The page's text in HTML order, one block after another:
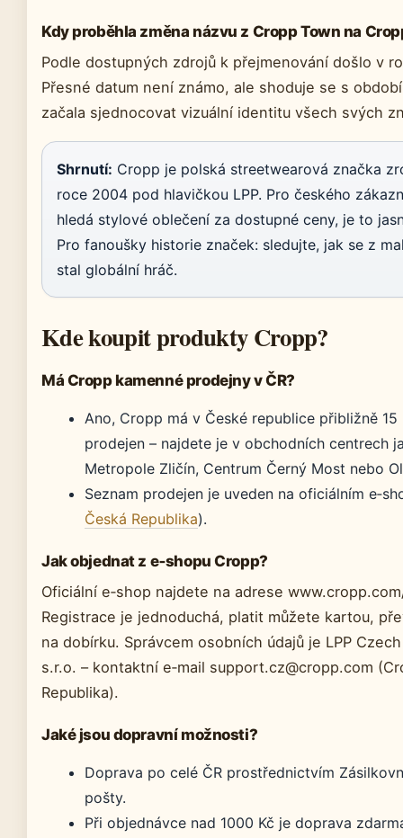
Kdy proběhla změna názvu z Cropp Town na
Podle dostupných zdrojů k přejmenování došlo v
Přesné datum není známo, ale shoduje se s
začala sjednocovat vizuální identitu všech svých
Shrnutí: Cropp je polská streetwearová značka
roce 2004 pod hlavičkou LPP. Pro českého
hledá stylové oblečení za dostupné ceny, je to
Pro fanoušky historie značek: sledujte, jak se z
stal globální hráč.
Kde koupit produkty Cropp?
Má Cropp kamenné prodejny v ČR?
Ano, Cropp má v České republice přibližně 15
prodejen – najdete je v obchodních centrech
Metropole Zličín, Centrum Černý Most nebo
Seznam prodejen je uveden na oficiálním
Česká Republika).
Jak objednat z e‑shopu Cropp?
Oficiální e‑shop najdete na adrese
Registrace je jednoduchá, platit můžete kartou,
na dobírku. Správcem osobních údajů je LPP
s.r.o. – kontaktní e‑mail support.cz@cropp.com
Republika).
Jaké jsou dopravní možnosti?
Doprava po celé ČR prostřednictvím
pošty.
Při objednávce nad 1000 Kč je doprava